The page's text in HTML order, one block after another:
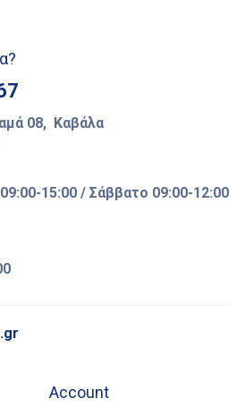
08, Καβάλα
15:00 / Σάββατο 09:00-12:00
Account